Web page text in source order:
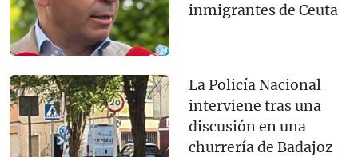
inmigrantes de Ceuta
La Policía Nacional
interviene tras una
discusión en una
churrería de Badajoz